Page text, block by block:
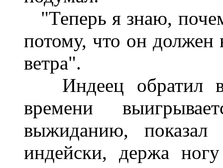
"Теперь я знаю,
потому, что он должен
ветра".
Индеец обратил
времени
выжиданию,
индейски, держа